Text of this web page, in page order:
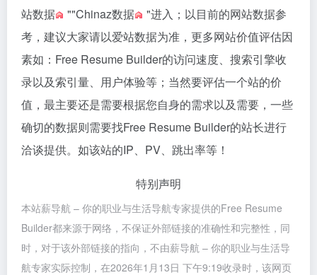
站数据
""Chinaz数据
"进入；以目前的网站数据参
考，建议大家请以爱站数据为准，更多网站价值评估因
素如：Free Resume Builder的访问速度、搜索引擎收
录以及索引量、用户体验等；当然要评估一个站的价
值，最主要还是需要根据您自身的需求以及需要，一些
确切的数据则需要找Free Resume Builder的站长进行
洽谈提供。如该站的IP、PV、跳出率等！
特别声明
本站薪导航 – 你的职业与生活导航专家提供的Free Resume
Builder都来源于网络，不保证外部链接的准确性和完整性，同
时，对于该外部链接的指向，不由薪导航 – 你的职业与生活导
航专家实际控制，在2026年1月13日 下午9:19收录时，该网页